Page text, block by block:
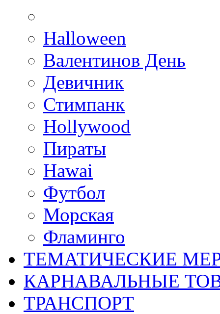
Halloween
Валентинов День
Девичник
Стимпанк
Hollywood
Пираты
Hawai
Футбол
Морская
Фламинго
ТЕМАТИЧЕСКИЕ
КАРНАВАЛЬНЫЕ
ТРАНСПОРТ